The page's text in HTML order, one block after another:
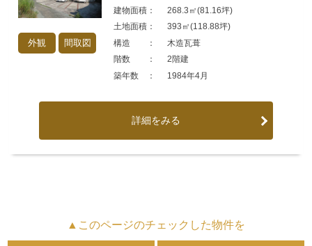
外観 間取図
建物面積：
268.3㎡(81.16坪)
土地面積：
393㎡(118.88坪)
構造 ：
木造瓦葺
階数 ：
2階建
築年数 ：
1984年4月
詳細をみる
▲このページのチェックした物件を